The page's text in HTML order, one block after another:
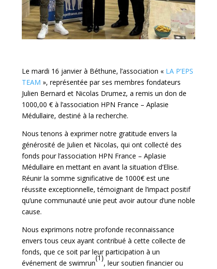
Le mardi 16 janvier à Béthune, l’association « LA P’EPS
TEAM », représentée par ses membres fondateurs
Julien Bernard et Nicolas Drumez, a remis un don de
1000,00 € à l’association HPN France – Aplasie
Médullaire, destiné à la recherche.
Nous tenons à exprimer notre gratitude envers la
générosité de Julien et Nicolas, qui ont collecté des
fonds pour l’association HPN France – Aplasie
Médullaire en mettant en avant la situation d’Elise.
Réunir la somme significative de 1000€ est une
réussite exceptionnelle, témoignant de l’impact positif
qu’une communauté unie peut avoir autour d’une noble
cause.
Nous exprimons notre profonde reconnaissance
envers tous ceux ayant contribué à cette collecte de
fonds, que ce soit par leur participation à un
événement de swimrun
(1)
, leur soutien financier ou